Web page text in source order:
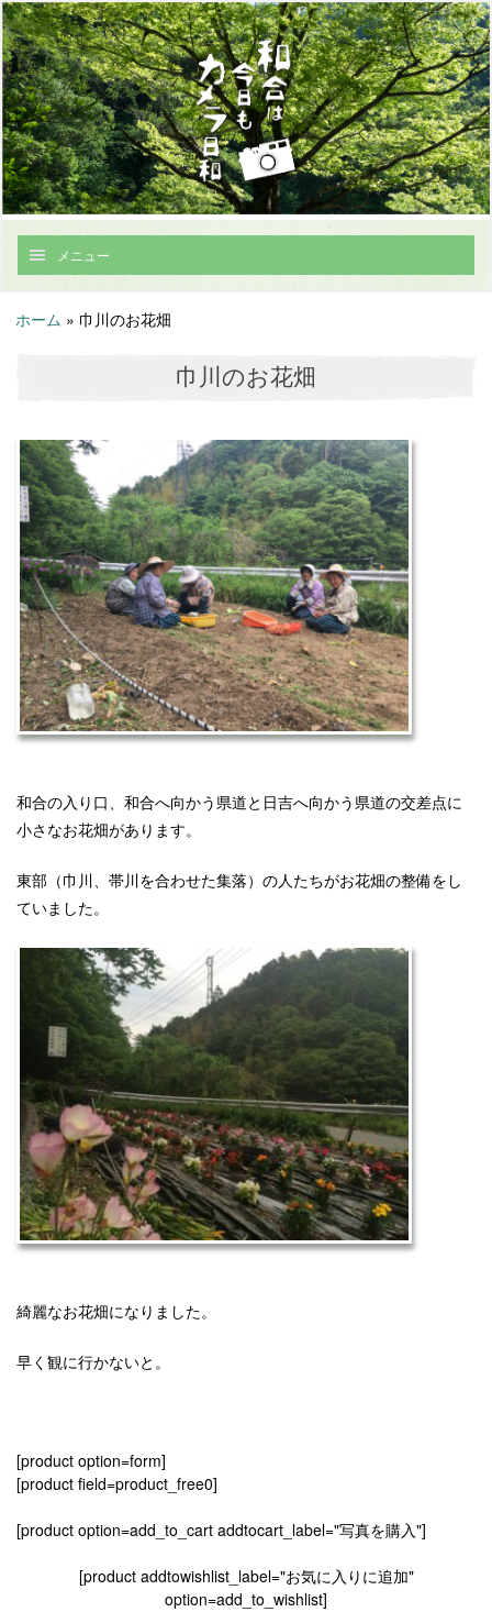
メニュー
ホーム » 巾川のお花畑
巾川のお花畑
和合の入り口、和合へ向かう県道と日吉へ向かう県道の交差点に
小さなお花畑があります。
東部（巾川、帯川を合わせた集落）の人たちがお花畑の整備をし
ていました。
綺麗なお花畑になりました。
早く観に行かないと。
[product option=form]
[product field=product_free0]
[product option=add_to_cart addtocart_label="写真を購入"]
[product addtowishlist_label="お気に入りに追加"
option=add_to_wishlist]